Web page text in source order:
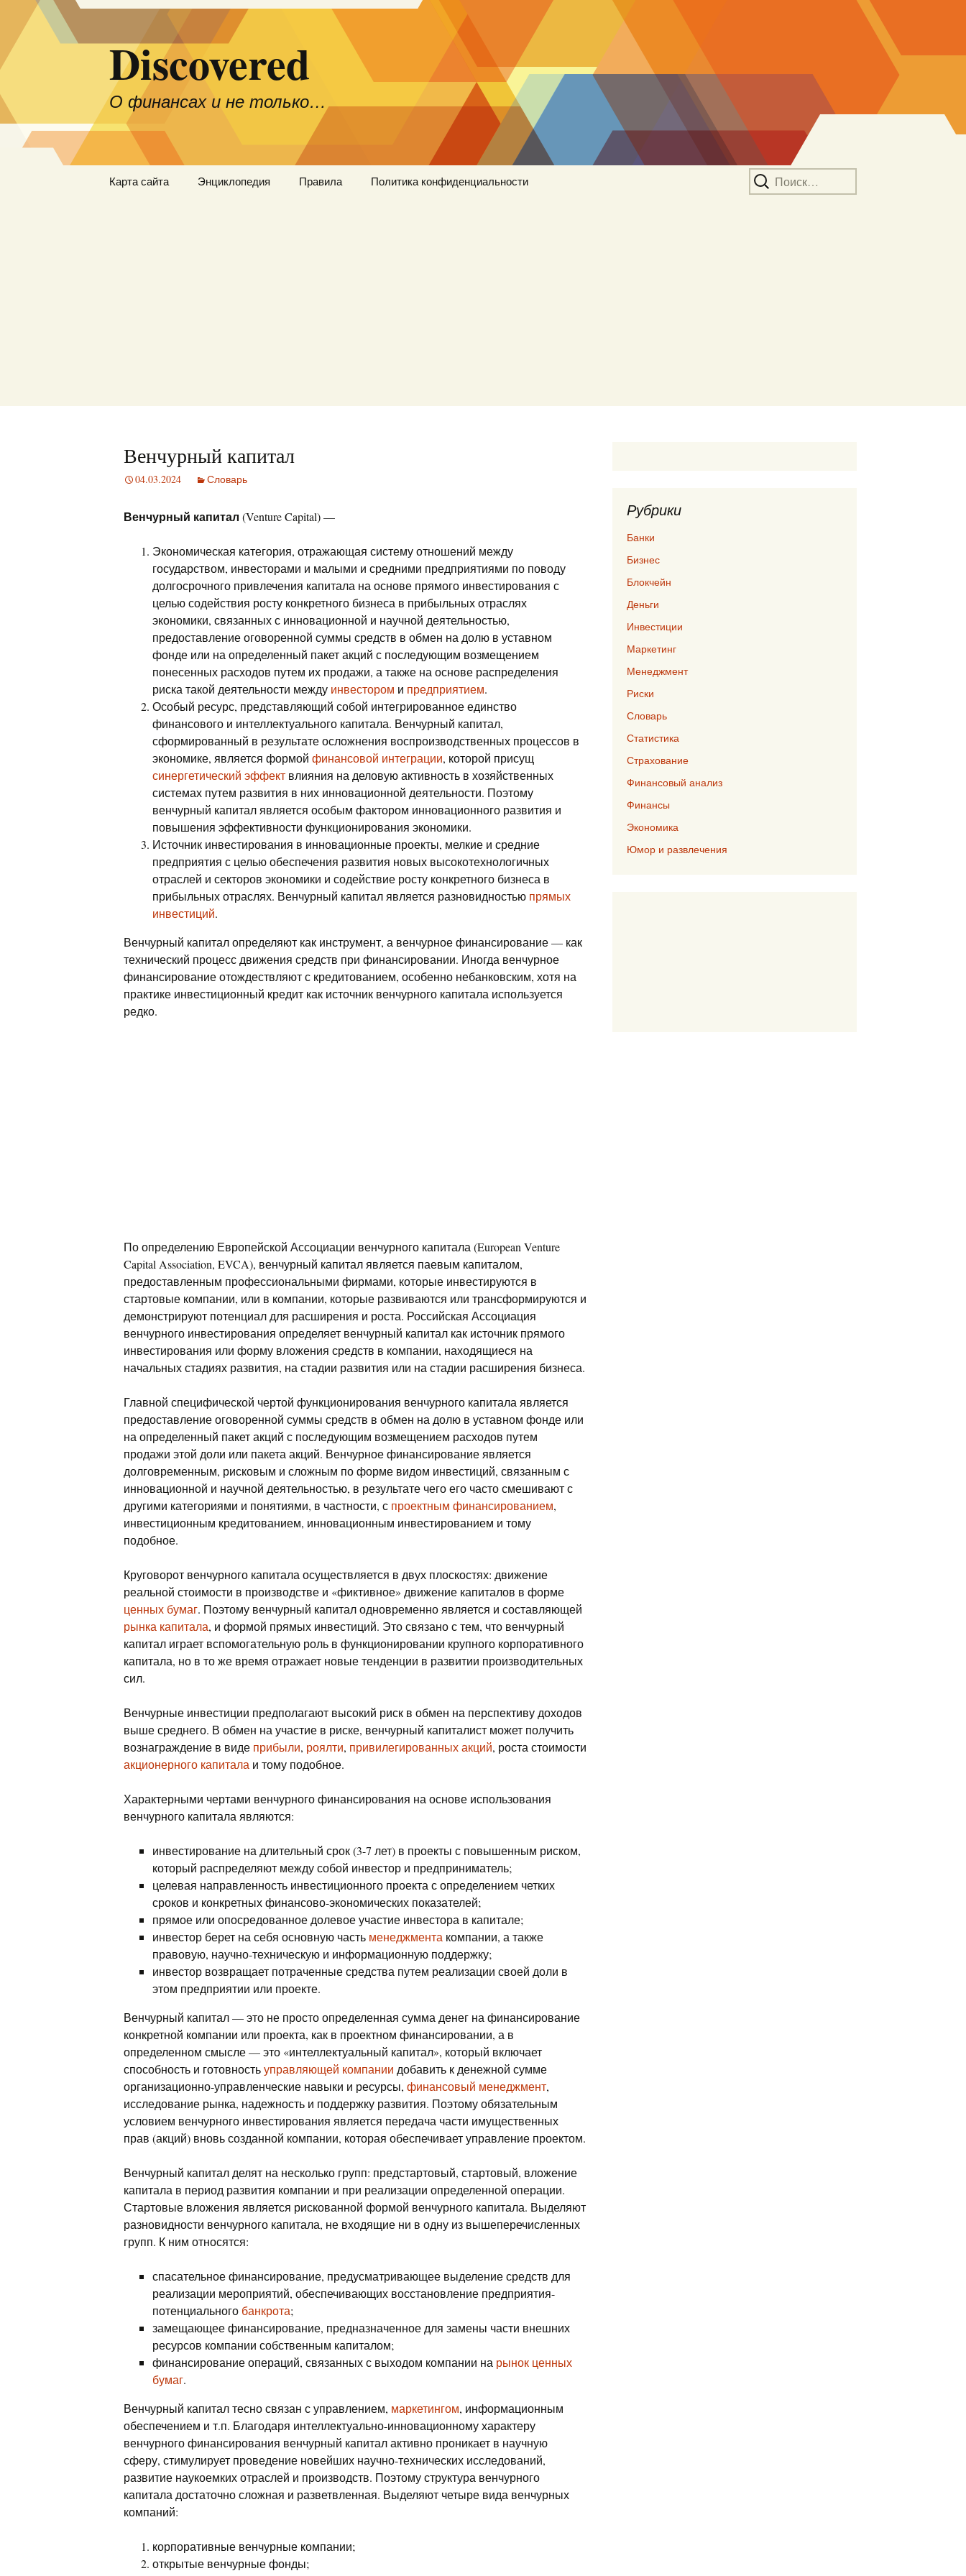
Discovered
О финансах и не только…
Карта сайта Энциклопедия Правила Политика конфиденциальности Найти:
Венчурный капитал
04.03.2024 Словарь
Венчурный капитал (Venture Capital) —
Экономическая категория, отражающая систему отношений между
государством, инвесторами и малыми и средними предприятиями по поводу
долгосрочного привлечения капитала на основе прямого инвестирования с
целью содействия росту конкретного бизнеса в прибыльных отраслях
экономики, связанных с инновационной и научной деятельностью,
предоставление оговоренной суммы средств в обмен на долю в уставном
фонде или на определенный пакет акций с последующим возмещением
понесенных расходов путем их продажи, а также на основе распределения
риска такой деятельности между инвестором и предприятием.
Особый ресурс, представляющий собой интегрированное единство
финансового и интеллектуального капитала. Венчурный капитал,
сформированный в результате осложнения воспроизводственных процессов в
экономике, является формой финансовой интеграции, которой присущ
синергетический эффект влияния на деловую активность в хозяйственных
системах путем развития в них инновационной деятельности. Поэтому
венчурный капитал является особым фактором инновационного развития и
повышения эффективности функционирования экономики.
Источник инвестирования в инновационные проекты, мелкие и средние
предприятия с целью обеспечения развития новых высокотехнологичных
отраслей и секторов экономики и содействие росту конкретного бизнеса в
прибыльных отраслях. Венчурный капитал является разновидностью прямых
инвестиций.
Венчурный капитал определяют как инструмент, а венчурное финансирование — как
технический процесс движения средств при финансировании. Иногда венчурное
финансирование отождествляют с кредитованием, особенно небанковским, хотя на
практике инвестиционный кредит как источник венчурного капитала используется
редко.
По определению Европейской Ассоциации венчурного капитала (European Venture
Capital Association, EVCA), венчурный капитал является паевым капиталом,
предоставленным профессиональными фирмами, которые инвестируются в
стартовые компании, или в компании, которые развиваются или трансформируются и
демонстрируют потенциал для расширения и роста. Российская Ассоциация
венчурного инвестирования определяет венчурный капитал как источник прямого
инвестирования или форму вложения средств в компании, находящиеся на
начальных стадиях развития, на стадии развития или на стадии расширения бизнеса.
Главной специфической чертой функционирования венчурного капитала является
предоставление оговоренной суммы средств в обмен на долю в уставном фонде или
на определенный пакет акций с последующим возмещением расходов путем
продажи этой доли или пакета акций. Венчурное финансирование является
долговременным, рисковым и сложным по форме видом инвестиций, связанным с
инновационной и научной деятельностью, в результате чего его часто смешивают с
другими категориями и понятиями, в частности, с проектным финансированием,
инвестиционным кредитованием, инновационным инвестированием и тому
подобное.
Круговорот венчурного капитала осуществляется в двух плоскостях: движение
реальной стоимости в производстве и «фиктивное» движение капиталов в форме
ценных бумаг. Поэтому венчурный капитал одновременно является и составляющей
рынка капитала, и формой прямых инвестиций. Это связано с тем, что венчурный
капитал играет вспомогательную роль в функционировании крупного корпоративного
капитала, но в то же время отражает новые тенденции в развитии производительных
сил.
Венчурные инвестиции предполагают высокий риск в обмен на перспективу доходов
выше среднего. В обмен на участие в риске, венчурный капиталист может получить
вознаграждение в виде прибыли, роялти, привилегированных акций, роста стоимости
акционерного капитала и тому подобное.
Характерными чертами венчурного финансирования на основе использования
венчурного капитала являются:
инвестирование на длительный срок (3-7 лет) в проекты с повышенным риском,
который распределяют между собой инвестор и предприниматель;
целевая направленность инвестиционного проекта с определением четких
сроков и конкретных финансово-экономических показателей;
прямое или опосредованное долевое участие инвестора в капитале;
инвестор берет на себя основную часть менеджмента компании, а также
правовую, научно-техническую и информационную поддержку;
инвестор возвращает потраченные средства путем реализации своей доли в
этом предприятии или проекте.
Венчурный капитал — это не просто определенная сумма денег на финансирование
конкретной компании или проекта, как в проектном финансировании, а в
определенном смысле — это «интеллектуальный капитал», который включает
способность и готовностьуправляющей компании добавить к денежной сумме
организационно-управленческие навыки и ресурсы, финансовый менеджмент,
исследование рынка, надежность и поддержку развития. Поэтому обязательным
условием венчурного инвестирования является передача части имущественных
прав (акций) вновь созданной компании, которая обеспечивает управление проектом.
Венчурный капитал делят на несколько групп: предстартовый, стартовый, вложение
капитала в период развития компании и при реализации определенной операции.
Стартовые вложения является рискованной формой венчурного капитала. Выделяют
разновидности венчурного капитала, не входящие ни в одну из вышеперечисленных
групп. К ним относятся:
спасательное финансирование, предусматривающее выделение средств для
реализации мероприятий, обеспечивающих восстановление предприятия-
потенциального банкрота;
замещающее финансирование, предназначенное для замены части внешних
ресурсов компании собственным капиталом;
финансирование операций, связанных с выходом компании на рынок ценных
бумаг.
Венчурный капитал тесно связан с управлением, маркетингом, информационным
обеспечением и т.п. Благодаря интеллектуально-инновационному характеру
венчурного финансирования венчурный капитал активно проникает в научную
сферу, стимулирует проведение новейших научно-технических исследований,
развитие наукоемких отраслей и производств. Поэтому структура венчурного
капитала достаточно сложная и разветвленная. Выделяют четыре вида венчурных
компаний:
корпоративные венчурные компании;
открытые венчурные фонды;
Рубрики
Банки
Бизнес
Блокчейн
Деньги
Инвестиции
Маркетинг
Менеджмент
Риски
Словарь
Статистика
Страхование
Финансовый анализ
Финансы
Экономика
Юмор и развлечения